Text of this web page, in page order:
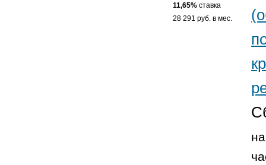
11,65% ставка
28 291 руб. в мес.